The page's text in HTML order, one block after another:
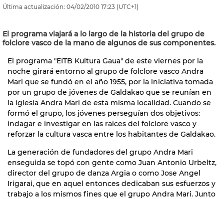
Última actualización: 04/02/2010 17:23 (UTC+1)
El programa viajará a lo largo de la historia del grupo de
folclore vasco de la mano de algunos de sus componentes.
El programa "EITB Kultura Gaua" de este viernes por la
noche girará entorno al grupo de folclore vasco Andra
Mari que se fundó en el año 1955, por la iniciativa tomada
por un grupo de jóvenes de Galdakao que se reunían en
la iglesia Andra Mari de esta misma localidad. Cuando se
formó el grupo, los jóvenes perseguían dos objetivos:
indagar e investigar en las raices del folclore vasco y
reforzar la cultura vasca entre los habitantes de Galdakao.
La generación de fundadores del grupo Andra Mari
enseguida se topó con gente como Juan Antonio Urbeltz,
director del grupo de danza Argia o como Jose Angel
Irigarai, que en aquel entonces dedicaban sus esfuerzos y
trabajo a los mismos fines que el grupo Andra Mari. Junto